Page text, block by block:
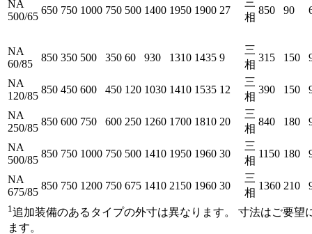
NA
500/65
650 750 1000 750 500 1400 1950 1900 27
三
相
850 90
NA
60/85
850 350 500 350 60 930 1310 1435 9
三
相
315 150
NA
120/85
850 450 600 450 120 1030 1410 1535 12
三
相
390 150
NA
250/85
850 600 750 600 250 1260 1700 1810 20
三
相
840 180
NA
500/85
850 750 1000 750 500 1410 1950 1960 30
三
相
1150 180
NA
675/85
850 750 1200 750 675 1410 2150 1960 30
三
相
1360 210
1追加装備のあるタイプの外寸は異なります。 寸法はご要望
ます。